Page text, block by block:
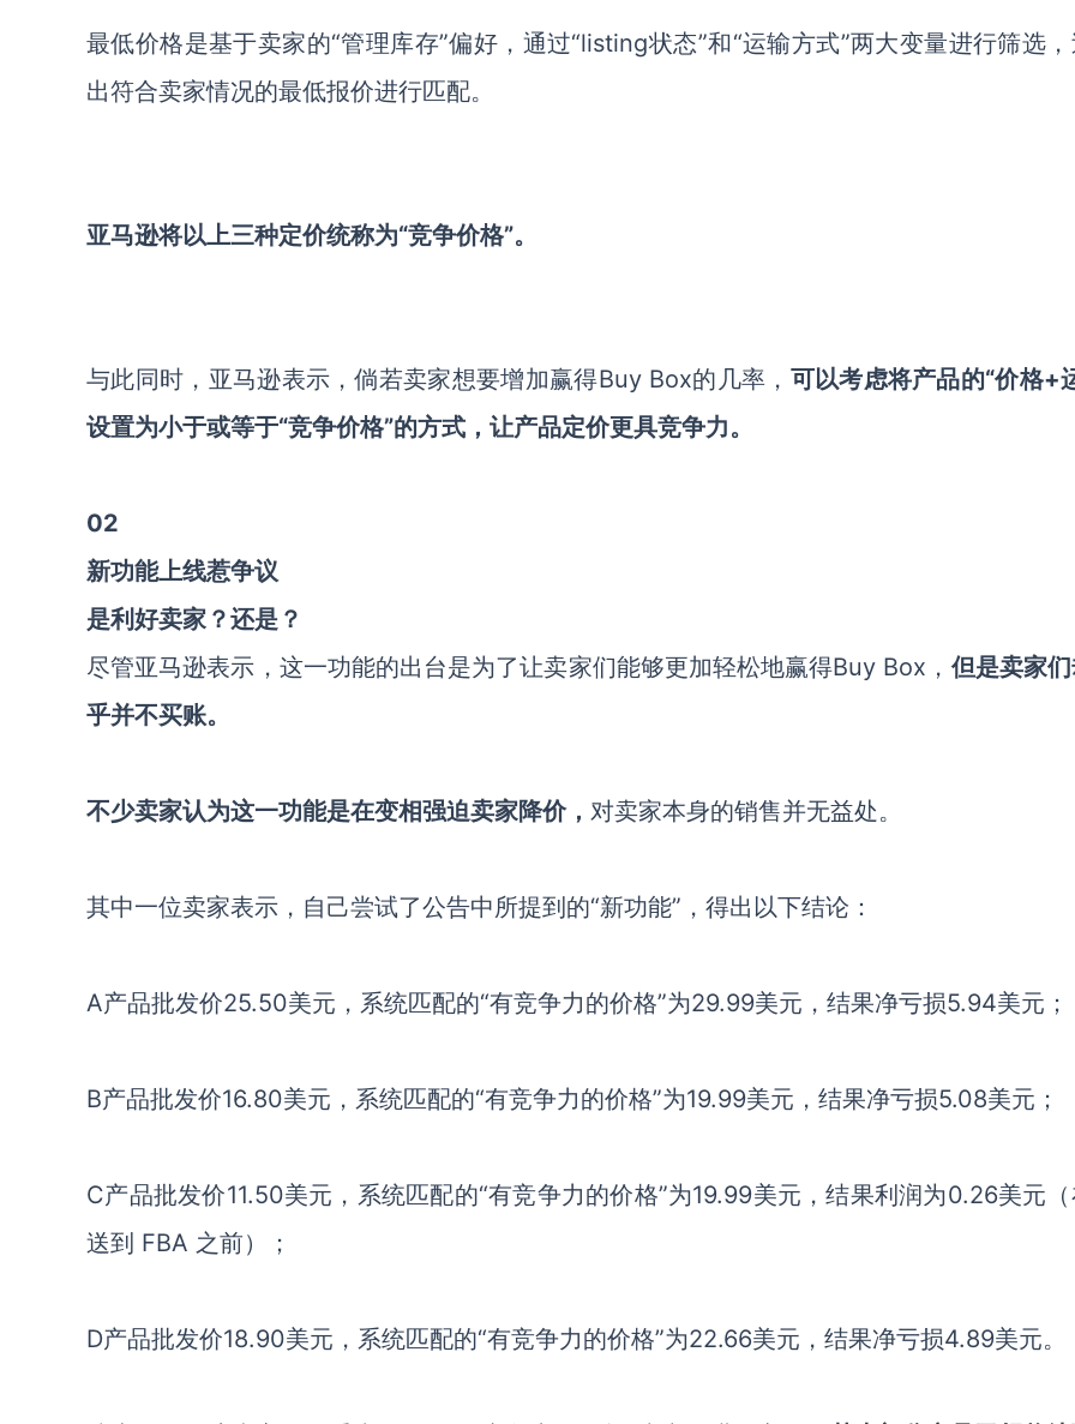
最低价格是基于卖家的“管理库存”偏好，通过“listing状态”和“运输方式”两大变量进行筛选，
出符合卖家情况的最低报价进行匹配。
亚马逊将以上三种定价统称为“竞争价格”。
与此同时，亚马逊表示，倘若卖家想要增加赢得Buy Box的几率， 可以考虑将产品的“价格+
设置为小于或等于“竞争价格”的方式，让产品定价更具竞争力。
02
新功能上线惹争议
是利好卖家？还是？
尽管亚马逊表示，这一功能的出台是为了让卖家们能够更加轻松地赢得Buy Box， 但是卖家
乎并不买账。
不少卖家认为这一功能是在变相强迫卖家降价， 对卖家本身的销售并无益处。
其中一位卖家表示，自己尝试了公告中所提到的“新功能”，得出以下结论：
A产品批发价25.50美元，系统匹配的“有竞争力的价格”为29.99美元， 结果净亏损5.94美元；
B产品批发价16.80美元，系统匹配的“有竞争力的价格”为19.99美元 ，结果净亏损5.08美元；
C产品批发价11.50美元，系统匹配的“有竞争力的价格”为19.99美元，结果利润为0.26美元
送到 FBA 之前）；
D产品批发价18.90美元，系统匹配的“有竞争力的价格”为22.66美元， 结果净亏损4.89美元。